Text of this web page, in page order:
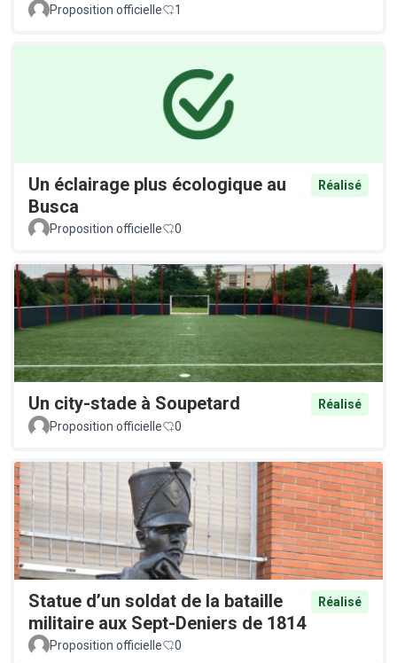
Proposition officielle 1
Un éclairage plus écologique au
Busca
Réalisé
Proposition officielle 0
Un city-stade à Soupetard
Réalisé
Proposition officielle
0
Statue d’un soldat de la bataille
militaire aux Sept-Deniers de 1814
Réalisé
Proposition officielle 0